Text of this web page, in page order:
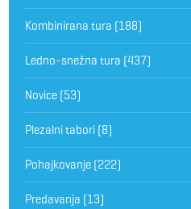
Kombinirana tura (188)
Ledno-snežna tura (437)
Novice(53)
Plezalni tabori(8)
Pohajkovanje(222)
Predavanja (13)